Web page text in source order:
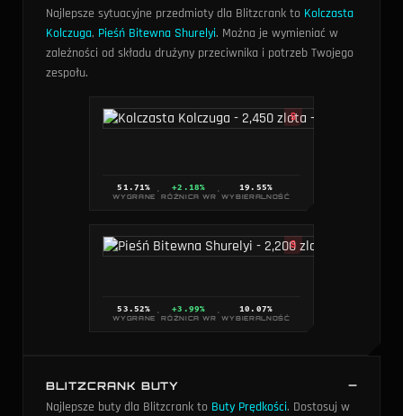
Najlepsze sytuacyjne przedmioty dla Blitzcrank to Kolczasta
Kolczuga, Pieśń Bitewna Shurelyi. Można je wymieniać w
zależności od składu drużyny przeciwnika i potrzeb Twojego
zespołu.
S
51.71%
WYGRANE · +2.18%
RÓŻNICA WR · 19.55%
WYBIERALNOŚĆ
S
53.52%
WYGRANE · +3.99%
RÓŻNICA WR · 10.07%
WYBIERALNOŚĆ
BLITZCRANK BUTY
Najlepsze buty dla Blitzcrank to Buty Prędkości. Dostosuj w